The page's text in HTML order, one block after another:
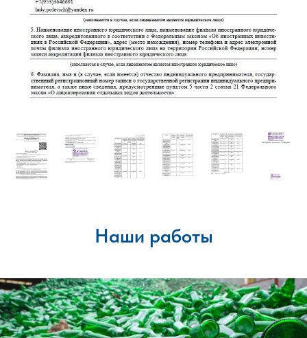
Наши работы